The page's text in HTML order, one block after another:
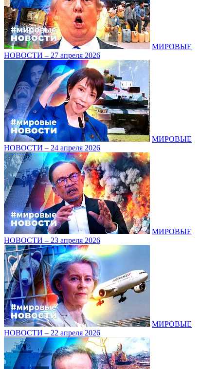
МИРОВЫЕ
НОВОСТИ – 27 апреля 2026
МИРОВЫЕ
НОВОСТИ – 24 апреля 2026
МИРОВЫЕ
НОВОСТИ – 23 апреля 2026
МИРОВЫЕ
НОВОСТИ – 22 апреля 2026